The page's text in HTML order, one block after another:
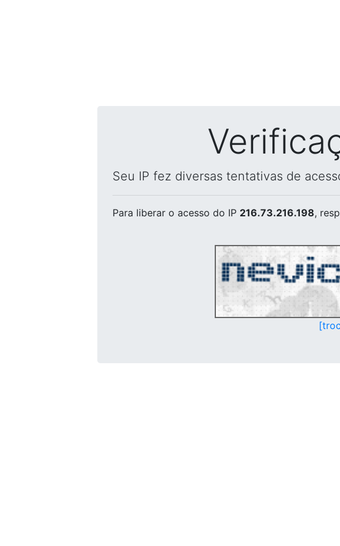
Seu IP fez diversas tentativas de
Para liberar o acesso do IP 216.73.216.198,